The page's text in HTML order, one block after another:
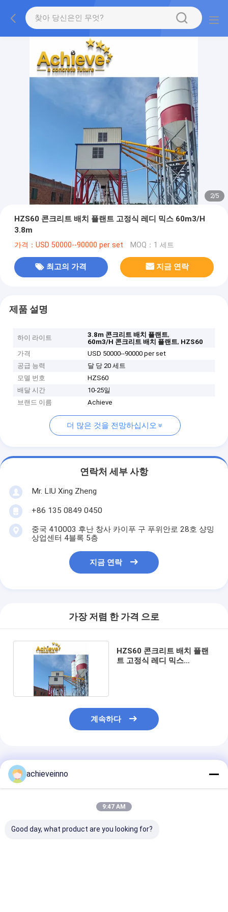
2/5
HZS60 콘크리트 배치 플랜트 고정식 레디 믹스 60m3/H
3.8m
가격：USD 50000--90000 per set MOQ：1 세트
최고의 가격 지금 연락
제품 설명
하이 라이트 3.8m 콘크리트 배치 플랜트,
60m3/H 콘크리트 배치 플랜트, HZS60
가격
USD 50000--90000 per set
공급 능력
달 당 20 세트
모델 번호
HZS60
배달 시간
10-25일
브랜드 이름
Achieve
더 많은 것을 전망하십시오
연락처 세부 사항
Mr. LIU Xing Zheng
+86 135 0849 0450
중국 410003 후난 창사 카이푸 구 푸위안로 28호 샹밍
상업센터 4블록 5층
지금 연락
가장 저렴 한 가격 으로
HZS60 콘크리트 배치 플랜
트 고정식 레디 믹스
계속하다
추천된 제품
achieveinno
9:47 AM
Good day, what product are you looking for?